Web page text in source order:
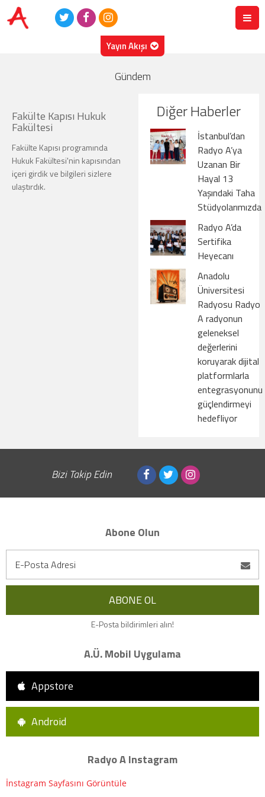
08.08.2026- Cumartesi
Radyo A Liste
Yağız Ada Tekin
Yayın Akışı
Gündem
Fakülte Kapısı Hukuk
Fakültesi
Fakülte Kapısı programında
Hukuk Fakültesi'nin kapısından
içeri girdik ve bilgileri sizlere
ulaştırdık.
Diğer Haberler
İstanbul’dan
Radyo A’ya
Uzanan Bir
Hayal 13
Yaşındaki Taha
Stüdyolarımızda
Radyo A’da
Sertifika
Heyecanı
Anadolu
Üniversitesi
Radyosu Radyo
A radyonun
geleneksel
değerlerini
koruyarak dijital
platformlarla
entegrasyonunu
güçlendirmeyi
hedefliyor
Bizi Takip Edin
Abone Olun
E-Posta bildirimleri alın!
A.Ü. Mobil Uygulama
Appstore
Android
Radyo A Instagram
İnstagram Sayfasını Görüntüle